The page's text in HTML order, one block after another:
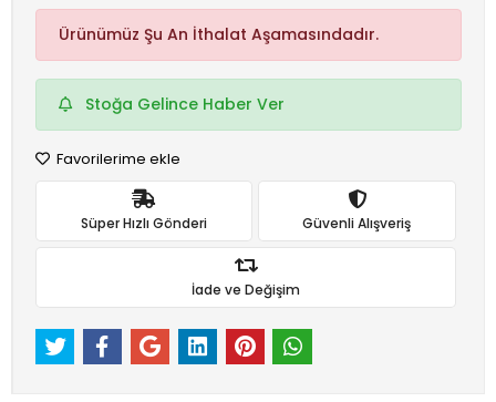
Ürünümüz Şu An İthalat Aşamasındadır.
Stoğa Gelince Haber Ver
Favorilerime ekle
Süper Hızlı Gönderi Güvenli Alışveriş
İade ve Değişim